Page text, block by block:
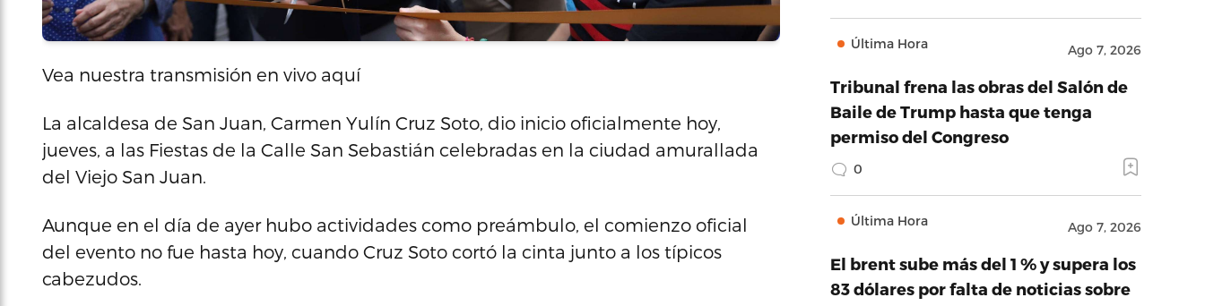
Vea nuestra transmisión en vivo aquí
La alcaldesa de San Juan, Carmen Yulín Cruz Soto, dio inicio oficialmente hoy,
jueves, a las Fiestas de la Calle San Sebastián celebradas en la ciudad amurallada
del Viejo San Juan.
Aunque en el día de ayer hubo actividades como preámbulo, el comienzo oficial
del evento no fue hasta hoy, cuando Cruz Soto cortó la cinta junto a los típicos
cabezudos.
Última Hora Ago 7, 2026
Tribunal frena las obras del Salón de
Baile de Trump hasta que tenga
permiso del Congreso
0
Última Hora Ago 7, 2026
El brent sube más del 1 % y supera los
83 dólares por falta de noticias sobre